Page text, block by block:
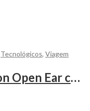
Tecnológicos, Viagem
Auriculares Clip Gemston Open Ear com Conexão Bluetooth para ser personalizado